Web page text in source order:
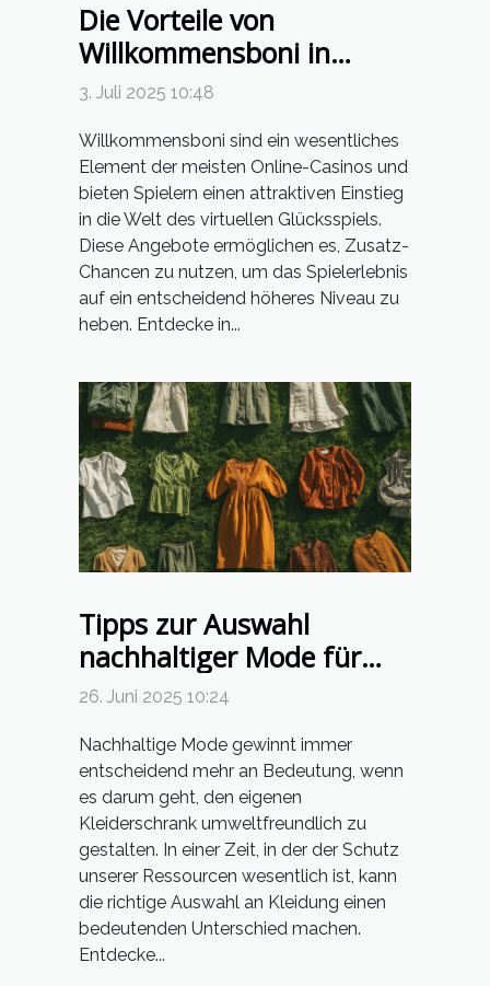
Die Vorteile von
Willkommensboni in
Online-Casinos
3. Juli 2025 10:48
Willkommensboni sind ein wesentliches
Element der meisten Online-Casinos und
bieten Spielern einen attraktiven Einstieg
in die Welt des virtuellen Glücksspiels.
Diese Angebote ermöglichen es, Zusatz-
Chancen zu nutzen, um das Spielerlebnis
auf ein entscheidend höheres Niveau zu
heben. Entdecke in...
Tipps zur Auswahl
nachhaltiger Mode für
einen umweltfreundlichen
26. Juni 2025 10:24
Nachhaltige Mode gewinnt immer
entscheidend mehr an Bedeutung, wenn
es darum geht, den eigenen
Kleiderschrank umweltfreundlich zu
gestalten. In einer Zeit, in der der Schutz
unserer Ressourcen wesentlich ist, kann
die richtige Auswahl an Kleidung einen
bedeutenden Unterschied machen.
Entdecke...